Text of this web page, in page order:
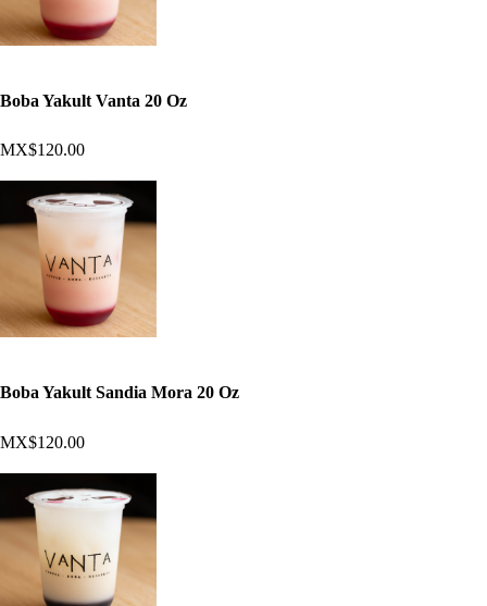
Boba Yakult Vanta 20 Oz
MX$120.00
Boba Yakult Sandia Mora 20 Oz
MX$120.00